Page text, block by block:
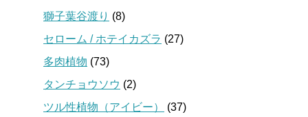
獅子葉谷渡り (8)
セローム / ホテイカズラ (27)
多肉植物 (73)
タンチョウソウ (2)
ツル性植物（アイビー）
(37)